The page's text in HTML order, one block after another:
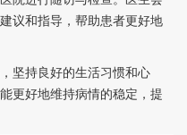
议和指导，帮助患者更好地
持良好的生活习惯和心
更好地维持病情的稳定，提